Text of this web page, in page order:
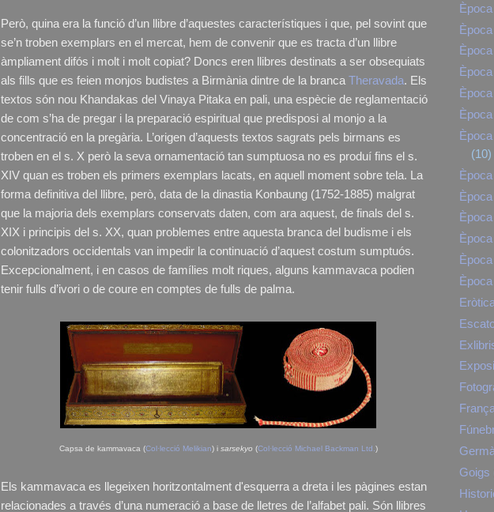
Però, quina era la funció d’un llibre d’aquestes característiques i que, pel sovint que
se’n troben exemplars en el mercat, hem de convenir que es tracta d’un llibre
àmpliament difós i molt i molt copiat? Doncs eren llibres destinats a ser obsequiats
als fills que es feien monjos budistes a Birmània dintre de la branca Theravada. Els
textos són nou Khandakas del Vinaya Pitaka en pali, una espècie de reglamentació
de com s’ha de pregar i la preparació espiritual que predisposi al monjo a la
concentració en la pregària. L’origen d’aquests textos sagrats pels birmans es
troben en el s. X però la seva ornamentació tan sumptuosa no es produí fins el s.
XIV quan es troben els primers exemplars lacats, en aquell moment sobre tela. La
forma definitiva del llibre, però, data de la dinastia Konbaung (1752-1885) malgrat
que la majoria dels exemplars conservats daten, com ara aquest, de finals del s.
XIX i principis del s. XX, quan problemes entre aquesta branca del budisme i els
colonitzadors occidentals van impedir la continuació d’aquest costum sumptuós.
Excepcionalment, i en casos de famílies molt riques, alguns kammavaca podien
tenir fulls d’ivori o de coure en comptes de fulls de palma.
Capsa de kammavaca (Col·lecció Melikian) i sarsekyo (Col·lecció Michael Backman Ltd. )
Els kammavaca es llegeixen horitzontalment d'esquerra a dreta i les pàgines estan
relacionades a través d’una numeració a base de lletres de l’alfabet pali. Són llibres
(10)
Eròtica
França
Goigs